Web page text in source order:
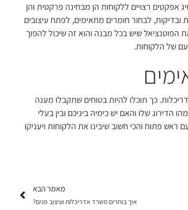
אפקטים רצויים ללקוחות הן מבחינה פרקטית והן
ובדיקות, לבחור חומרים מתאימים, לפתח עיצובים
הפוטנציאל שיש בכל מבנה והוא זה שיכול להפוך
של הלקוחות.
כך תוכלו להיות בטוחים שתקבלו מענה
שלו והאם יש כימיה ביניכם ובין בעלי
פתוח והכי חשוב שיבינו את הלקוחות ויעניקו
מאמר הבא
איך בוחרים משרד אדריכלות ועיצוב פנים?